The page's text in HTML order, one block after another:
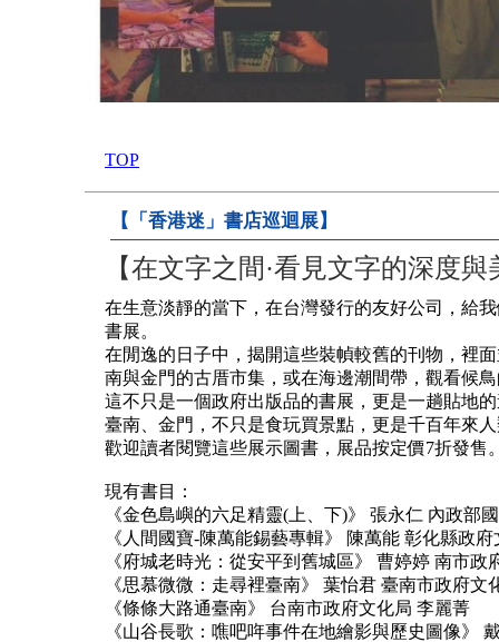
TOP
【「香港迷」書店巡迴展】
【在文字之間·看見文字的深度
在生意淡靜的當下，在台灣發行的友好公司，給
書展。
在閒逸的日子中，揭開這些裝幀較舊的刊物，裡
南與金門的古厝市集，或在海邊潮間帶，觀看候
這不只是一個政府出版品的書展，更是一趟貼地
臺南、金門，不只是食玩買景點，更是千百年來
歡迎讀者閱覽這些展示圖書，展品按定價7折發售
現有書目：
《金色島嶼的六足精靈(上、下)》 張永仁 內政部
《人間國寶-陳萬能錫藝專輯》 陳萬能 彰化縣政府
《府城老時光：從安平到舊城區》 曹婷婷 南市政
《思慕微微：走尋裡臺南》 葉怡君 臺南市政府文
《條條大路通臺南》 台南市政府文化局 李麗菁
《山谷長歌：噍吧哖事件在地繪影與歷史圖像》